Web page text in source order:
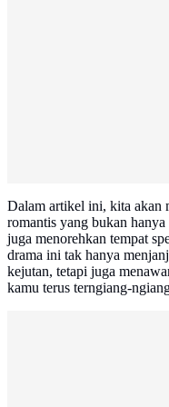
Dalam artikel ini, kita akan
romantis yang bukan
juga menorehkan tempat
drama ini tak hanya
kejutan, tetapi juga
kamu terus terngiang-